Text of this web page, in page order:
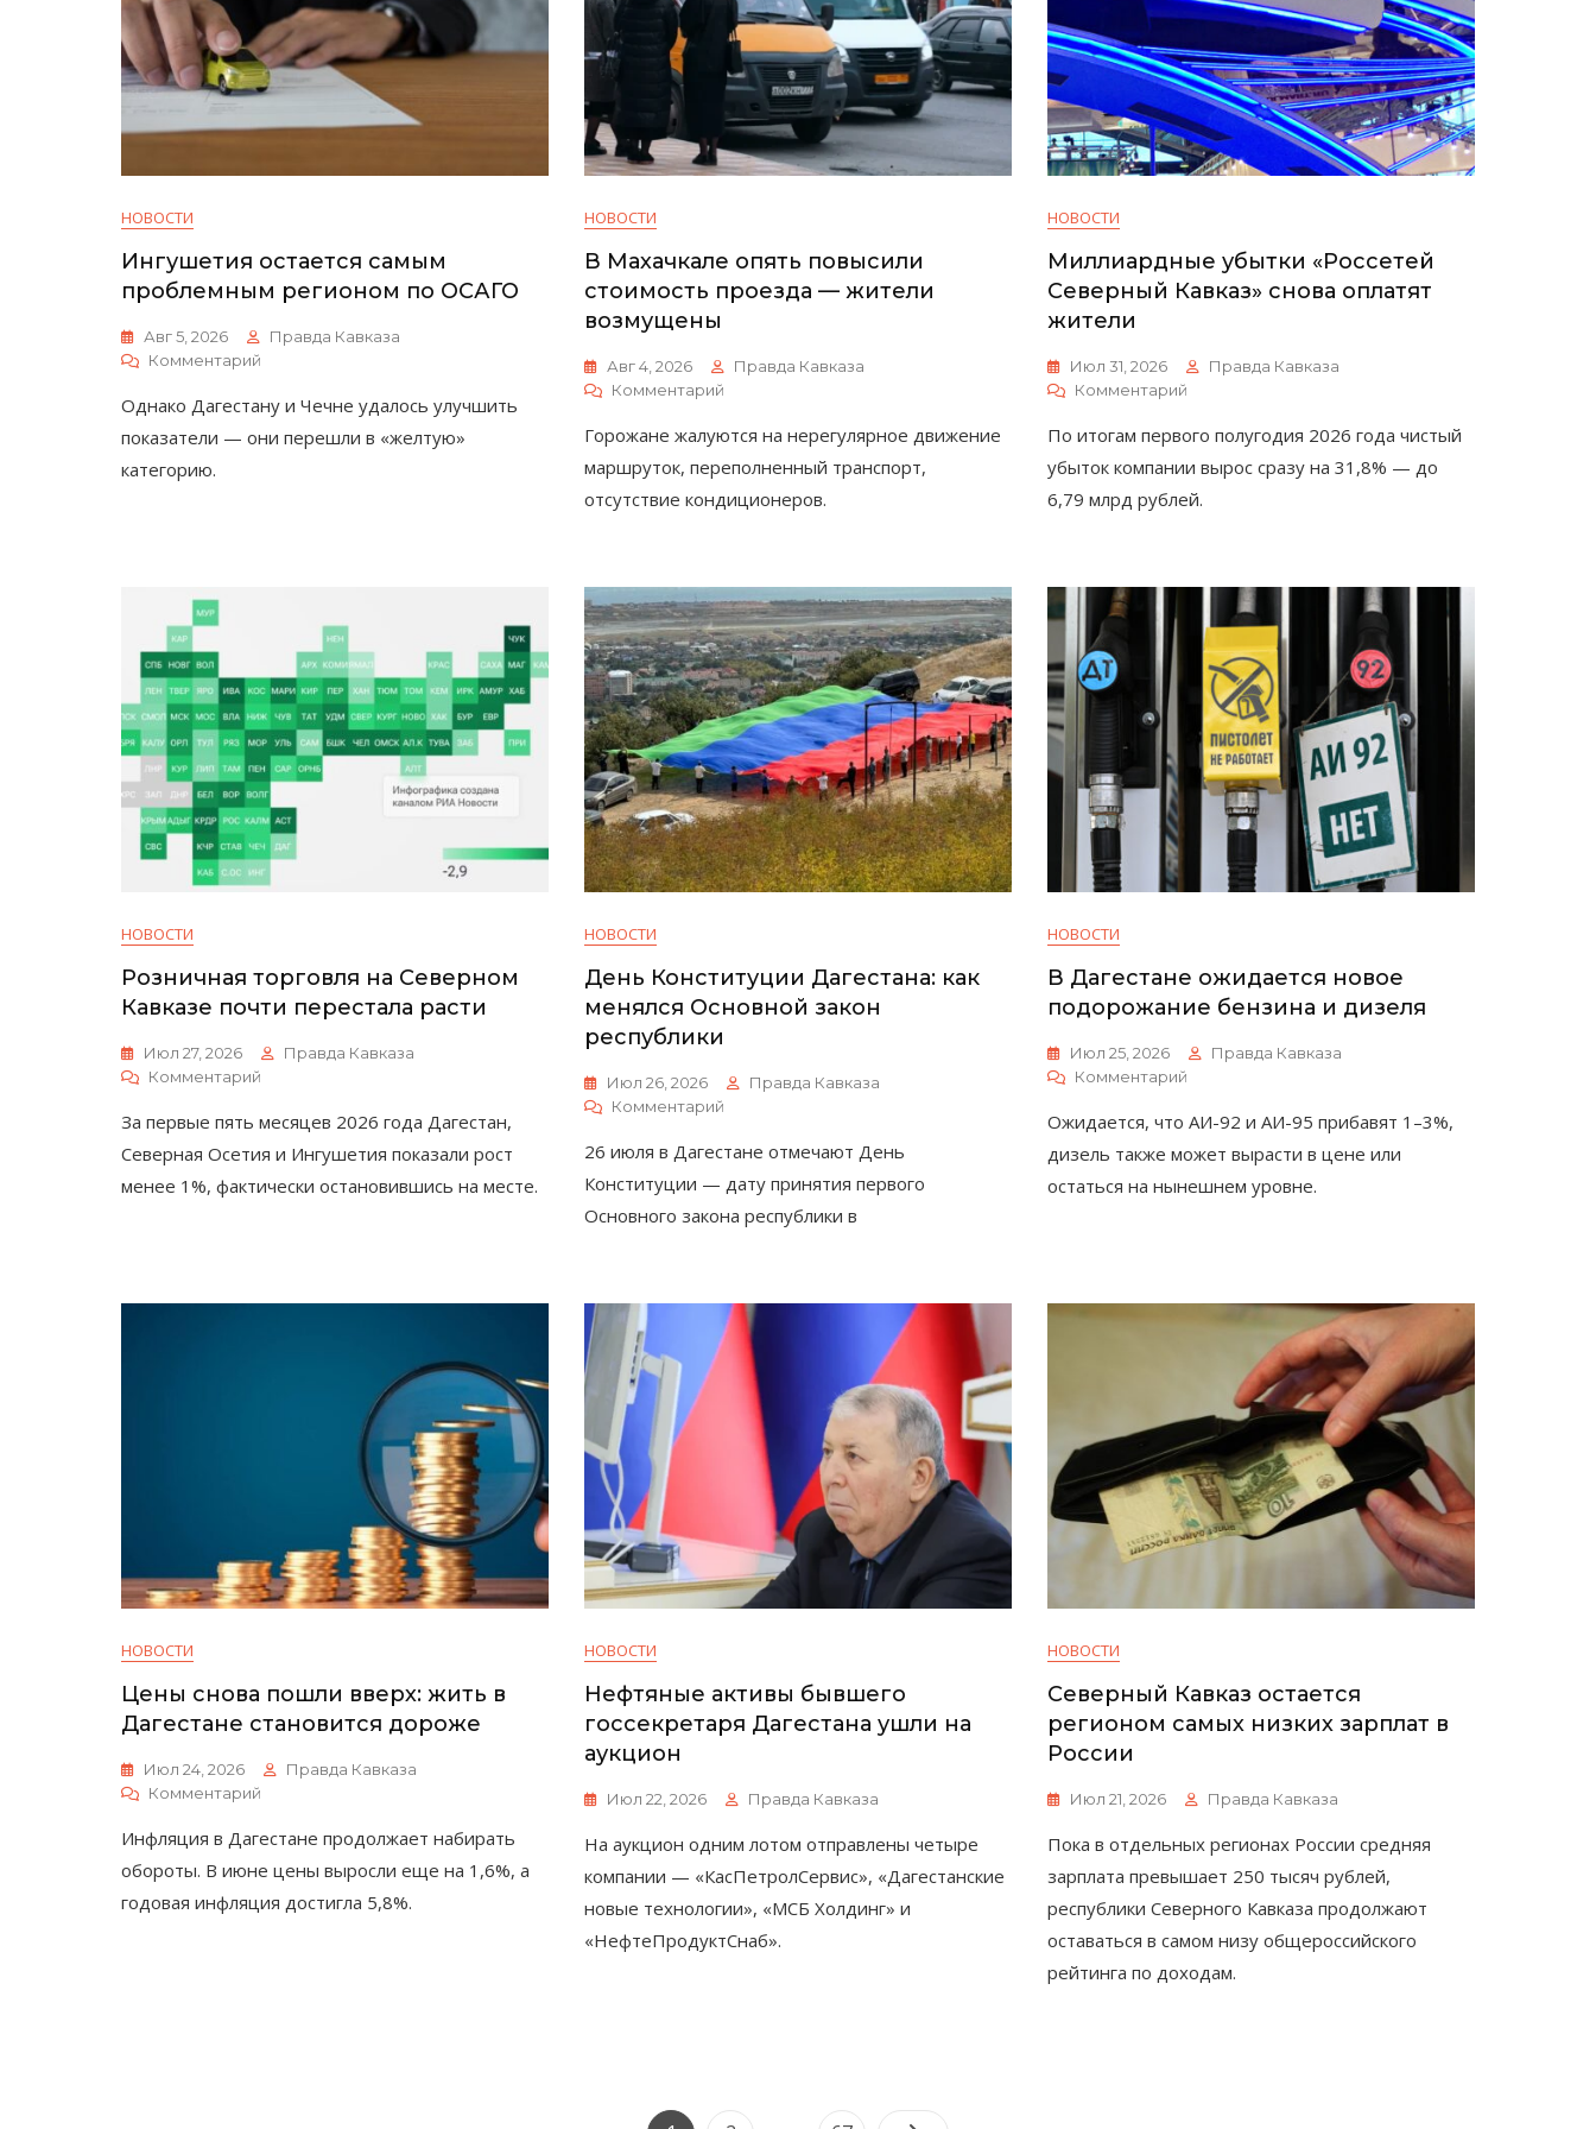
НОВОСТИ
Ингушетия остается самым
проблемным регионом по ОСАГО
Авг 5, 2026
Правда Кавказа
Комментарий
Остается
Проблемным
Однако Дагестану и Чечне удалось улучшить
показатели — они перешли в «желтую»
категорию.
НОВОСТИ
В Махачкале опять повысили
стоимость проезда — жители
возмущены
Авг 4, 2026
Правда Кавказа
Комментарий
Махачкале
Стоимость
Горожане жалуются на нерегулярное движение
маршруток, переполненный транспорт,
отсутствие кондиционеров.
НОВОСТИ
Миллиардные убытки «Россетей
Северный Кавказ» снова оплатят
жители
Июл 31, 2026
Правда Кавказа
Комментарий
Убытки
Северный
Кавказ»
По итогам первого полугодия 2026 года чистый
убыток компании вырос сразу на 31,8% — до
6,79 млрд рублей.
НОВОСТИ
Розничная торговля на Северном
Кавказе почти перестала расти
Июл 27, 2026
Правда Кавказа
Комментарий
Торговля
Северном
Кавказе
За первые пять месяцев 2026 года Дагестан,
Северная Осетия и Ингушетия показали рост
менее 1%, фактически остановившись на месте.
НОВОСТИ
День Конституции Дагестана: как
менялся Основной закон
республики
Июл 26, 2026
Правда Кавказа
Комментарий
Конституции
Как
Менялся
26 июля в Дагестане отмечают День
Конституции — дату принятия первого
Основного закона республики в
НОВОСТИ
В Дагестане ожидается новое
подорожание бензина и дизеля
Июл 25, 2026
Правда Кавказа
Комментарий
Дагестане
Подорожание
Ожидается, что АИ-92 и АИ-95 прибавят 1–3%,
дизель также может вырасти в цене или
остаться на нынешнем уровне.
НОВОСТИ
Цены снова пошли вверх: жить в
Дагестане становится дороже
Июл 24, 2026
Правда Кавказа
Комментарий
Снова
Вверх:
Жить
Инфляция в Дагестане продолжает набирать
обороты. В июне цены выросли еще на 1,6%, а
годовая инфляция достигла 5,8%.
НОВОСТИ
Нефтяные активы бывшего
госсекретаря Дагестана ушли на
аукцион
Июл 22, 2026 Правда Кавказа
На аукцион одним лотом отправлены четыре
компании — «КасПетролСервис», «Дагестанские
новые технологии», «МСБ Холдинг» и
«НефтеПродуктСнаб».
НОВОСТИ
Северный Кавказ остается
регионом самых низких зарплат в
России
Июл 21, 2026 Правда Кавказа
Пока в отдельных регионах России средняя
зарплата превышает 250 тысяч рублей,
республики Северного Кавказа продолжают
оставаться в самом низу общероссийского
рейтинга по доходам.